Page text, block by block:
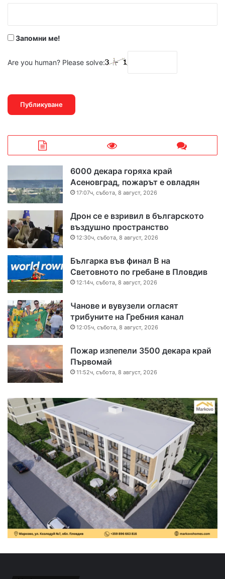
Запомни ме!
Are you human? Please solve:
6000 декара горяха край
Асеновград, пожарът е овладян
17:07ч, събота, 8 август, 2026
Дрон се е взривил в българското
въздушно пространство
12:30ч, събота, 8 август, 2026
Българка във финал B на
Световното по гребане в Пловдив
12:14ч, събота, 8 август, 2026
Чанове и вувузели огласят
трибуните на Гребния канал
12:05ч, събота, 8 август, 2026
Пожар изпепели 3500 декара край
Първомай
11:52ч, събота, 8 август, 2026